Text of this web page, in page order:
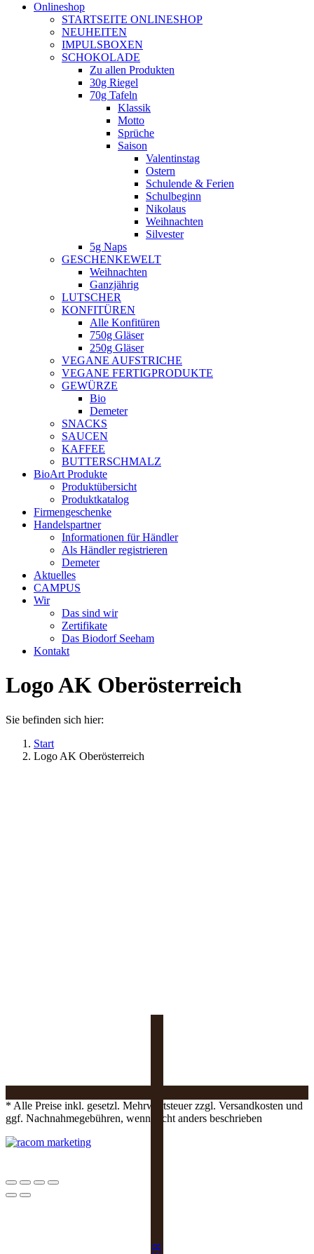
Onlineshop
STARTSEITE ONLINESHOP
NEUHEITEN
IMPULSBOXEN
SCHOKOLADE
Zu allen Produkten
30g Riegel
70g Tafeln
Klassik
Motto
Sprüche
Saison
Valentinstag
Ostern
Schulende & Ferien
Schulbeginn
Nikolaus
Weihnachten
Silvester
5g Naps
GESCHENKEWELT
Weihnachten
Ganzjährig
LUTSCHER
KONFITÜREN
Alle Konfitüren
750g Gläser
250g Gläser
VEGANE AUFSTRICHE
VEGANE FERTIGPRODUKTE
GEWÜRZE
Bio
Demeter
SNACKS
SAUCEN
KAFFEE
BUTTERSCHMALZ
BioArt Produkte
Produktübersicht
Produktkatalog
Firmengeschenke
Handelspartner
Informationen für Händler
Als Händler registrieren
Demeter
Aktuelles
CAMPUS
Wir
Das sind wir
Zertifikate
Das Biodorf Seeham
Kontakt
Logo AK Oberösterreich
Sie befinden sich hier:
Start
Logo AK Oberösterreich
* Alle Preise inkl. gesetzl. Mehrwertsteuer zzgl. Versandkosten und
ggf. Nachnahmegebühren, wenn nicht anders beschrieben